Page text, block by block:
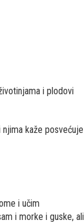
i plodovi
kaže posvećuje
i učim
i morke i guske, ali